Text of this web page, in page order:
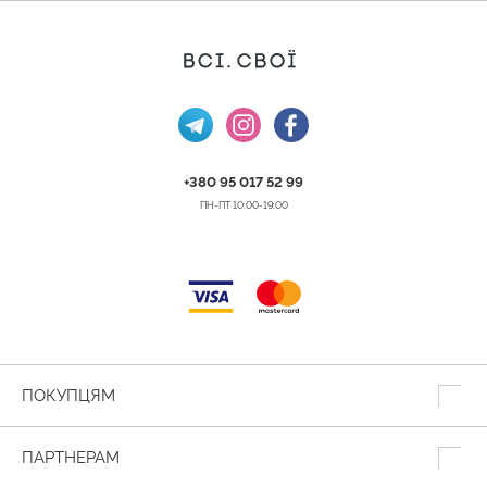
+380 95 017 52 99
ПН-ПТ 10:00-19:00
ПОКУПЦЯМ
ПАРТНЕРАМ